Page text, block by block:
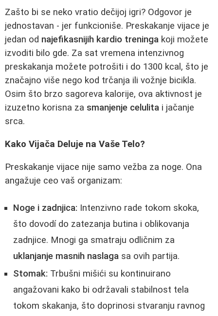
Zašto bi se neko vratio dečijoj igri? Odgovor je
jednostavan - jer funkcioniše. Preskakanje vijace je
jedan od najefikasnijih kardio treninga koji možete
izvoditi bilo gde. Za sat vremena intenzivnog
preskakanja možete potrošiti i do 1300 kcal, što je
značajno više nego kod trčanja ili vožnje bicikla.
Osim što brzo sagoreva kalorije, ova aktivnost je
izuzetno korisna za smanjenje celulita i jačanje
srca.
Kako Vijača Deluje na Vaše Telo?
Preskakanje vijace nije samo vežba za noge. Ona
angažuje ceo vaš organizam:
Noge i zadnjica: Intenzivno rade tokom skoka,
što dovodí do zatezanja butina i oblikovanja
zadnjice. Mnogi ga smatraju odličnim za
uklanjanje masnih naslaga sa ovih partija.
Stomak: Trbušni mišići su kontinuirano
angažovani kako bi održavali stabilnost tela
tokom skakanja, što doprinosi stvaranju ravnog